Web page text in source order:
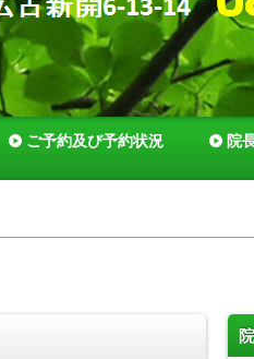
ご予約及び予約状況
院